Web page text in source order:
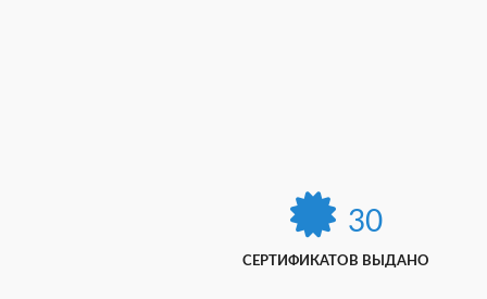
30
СЕРТИФИКАТОВ ВЫДАНО